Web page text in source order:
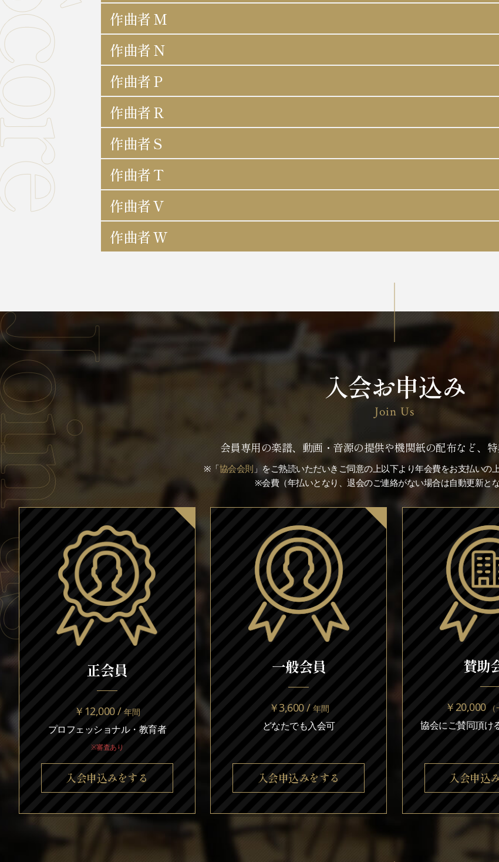
作曲者 M
作曲者 N
作曲者 P
作曲者 R
作曲者 S
作曲者 T
作曲者 V
作曲者 W
入会お申込み
Join Us
会員専用の楽譜、動画・音源の提供や機関紙の配布など、
※「協会会則 」をご熟読いただいきご同意の上以下より年会費をお支払いの
※会費（年払いとなり、退会のご連絡がない場合は自動更新とな
正会員
￥12,000 /年間
プロフェッショナル・教育者
※審査あり
入会申込みをする
一般会員
￥3,600 /年間
どなたでも入会可
入会申込みをする
賛助
￥20,000（
協会にご賛同頂け
入会申込